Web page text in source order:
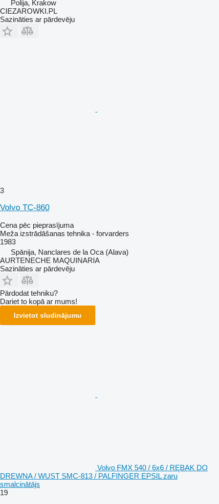
Polija, Krakow
CIEZAROWKI.PL
Sazināties ar pārdevēju
3
Volvo TC-860
Cena pēc pieprasījuma
Meža izstrādāšanas tehnika - forvarders
1983
Spānija, Nanclares de la Oca (Alava)
AURTENECHE MAQUINARIA
Sazināties ar pārdevēju
Pārdodat tehniku?
Dariet to kopā ar mums!
Izvietot sludinājumu
Volvo FMX 540 / 6x6 / RĘBAK DO
DREWNA / WUST SMC-813 / PALFINGER EPSIL zaru
smalcinātājs
19